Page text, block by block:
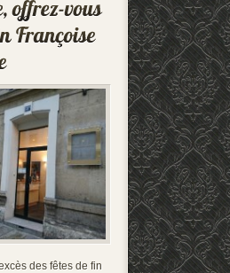
des fêtes de fin